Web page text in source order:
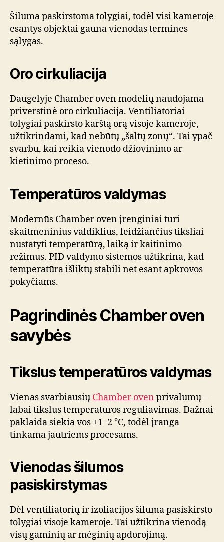
Šiluma paskirstoma tolygiai, todėl visi kameroje
esantys objektai gauna vienodas termines
sąlygas.
Oro cirkuliacija
Daugelyje Chamber oven modelių naudojama
priverstinė oro cirkuliacija. Ventiliatoriai
tolygiai paskirsto karštą orą visoje kameroje,
užtikrindami, kad nebūtų „šaltų zonų“. Tai ypač
svarbu, kai reikia vienodo džiovinimo ar
kietinimo proceso.
Temperatūros valdymas
Modernūs Chamber oven įrenginiai turi
skaitmeninius valdiklius, leidžiančius tiksliai
nustatyti temperatūrą, laiką ir kaitinimo
režimus. PID valdymo sistemos užtikrina, kad
temperatūra išliktų stabili net esant apkrovos
pokyčiams.
Pagrindinės Chamber oven
savybės
Tikslus temperatūros valdymas
Vienas svarbiausių Chamber oven privalumų –
labai tikslus temperatūros reguliavimas. Dažnai
paklaida siekia vos ±1–2 °C, todėl įranga
tinkama jautriems procesams.
Vienodas šilumos
pasiskirstymas
Dėl ventiliatorių ir izoliacijos šiluma pasiskirsto
tolygiai visoje kameroje. Tai užtikrina vienodą
visų gaminių ar mėginių apdorojimą.